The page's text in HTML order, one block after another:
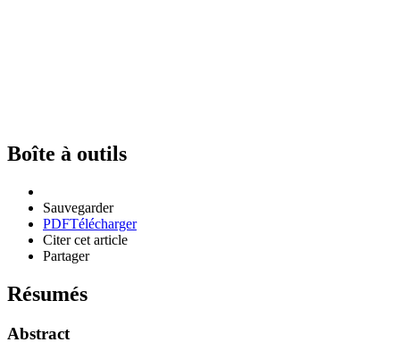
Boîte à outils
Sauvegarder
PDFTélécharger
Citer cet article
Partager
Résumés
Abstract